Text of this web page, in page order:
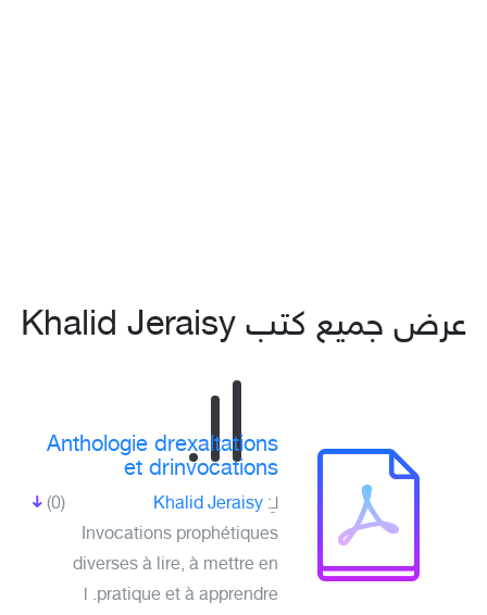
عرض جميع كتب Khalid Jeraisy
Anthologie drexaltations
et drinvocations
(0) لـِ: Khalid Jeraisy
Invocations prophétiques
diverses à lire, à mettre en
pratique et à apprendre. ا